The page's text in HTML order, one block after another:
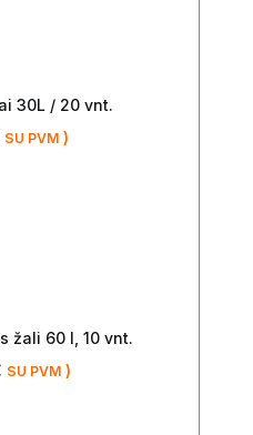
30L / 20 vnt.
SU PVM)
žali 60 l, 10 vnt.
SU PVM)